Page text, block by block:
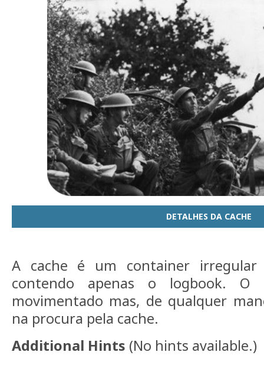
DETALHES DA CACHE
A cache é um container irregular
contendo apenas o logbook.
movimentado mas, de qualquer
na procura pela cache.
Additional Hints (No hints available.)